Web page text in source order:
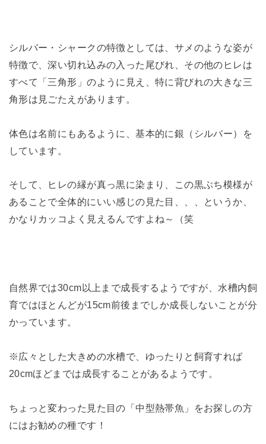
シルバー・シャークの特徴としては、サメのような姿が
特徴で、深い切れ込みの入った尾びれ、その他のヒレは
すべて「三角形」のように見え、特に背びれの大きな三
角形は見ごたえがあります。
体色は名前にもあるように、基本的に銀（シルバー）を
しています。
そして、ヒレの縁が真っ黒に染まり、この黒ぶち模様が
あることで全体的にいい感じの見た目、、、というか、
かなりカッコよく見えるんですよね～（笑
自然界では30cm以上まで成長するようですが、水槽内飼
育ではほとんどが15cm前後までしか成長しないことが分
かっています。
※広々とした大きめの水槽で、ゆったりと飼育すれば
20cmほどまでは成長することがあるようです。
ちょっと変わった見た目の「中型熱帯魚」をお探しの方
にはお勧めの種です！